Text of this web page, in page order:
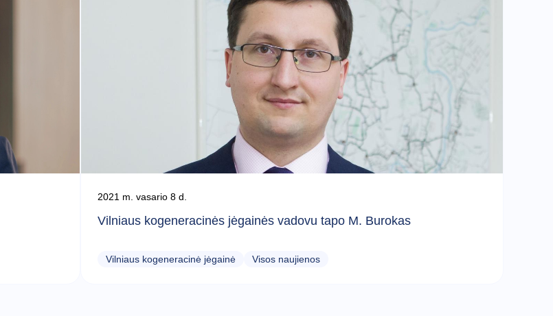
2021 m. vasario 8 d.
Vilniaus kogeneracinės jėgainės vadovu tapo M. Burokas
Vilniaus kogeneracinė jėgainė Visos naujienos